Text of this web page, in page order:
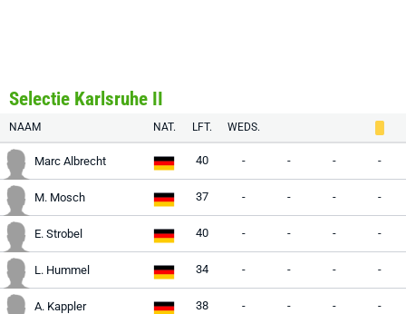
Selectie Karlsruhe II
NAAM NAT. LFT. WEDS.
Marc Albrecht 40 - - - -
M. Mosch 37 - - - -
E. Strobel 40 - - - -
L. Hummel 34 - - - -
A. Kappler 38 - - - -